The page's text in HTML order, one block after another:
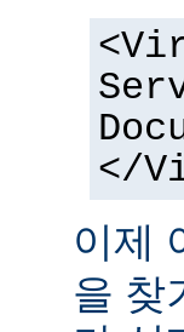
</
이제
을 찾